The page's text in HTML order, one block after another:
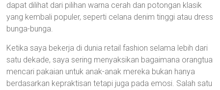
dapat dilihat dari pilihan warna cerah dan potongan klasik
yang kembali populer, seperti celana denim tinggi atau dress
bunga-bunga.
Ketika saya bekerja di dunia retail fashion selama lebih dari
satu dekade, saya sering menyaksikan bagaimana orangtua
mencari pakaian untuk anak-anak mereka bukan hanya
berdasarkan kepraktisan tetapi juga pada emosi. Salah satu